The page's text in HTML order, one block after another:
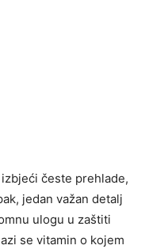
česte prehlade,
jedan važan detalj
ulogu u zaštiti
se vitamin o kojem